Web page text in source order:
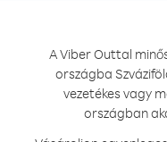
A Viber Outtal
országba
vezetékes vagy
országban